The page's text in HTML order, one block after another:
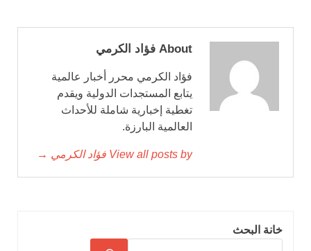
About فؤاد الكرمي
فؤاد الكرمي محرر أخبار عالمية
يتابع المستجدات الدولية ويقدم
تغطية إخبارية شاملة للأحداث
العالمية البارزة.
View all posts by فؤاد الكرمي →
خانة البحث